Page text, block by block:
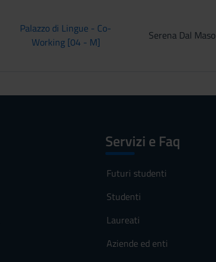
Palazzo di Lingue - Co-
Working [04 - M]
Serena Dal Maso
Servizi e Faq
Futuri studenti
Studenti
Laureati
Aziende ed enti